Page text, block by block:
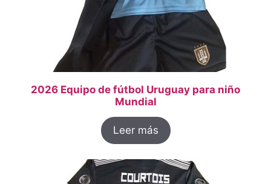
2026 Equipo de fútbol Uruguay para niño
Mundial
Leer más